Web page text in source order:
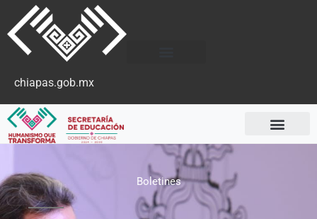
chiapas.gob.mx
Boletines